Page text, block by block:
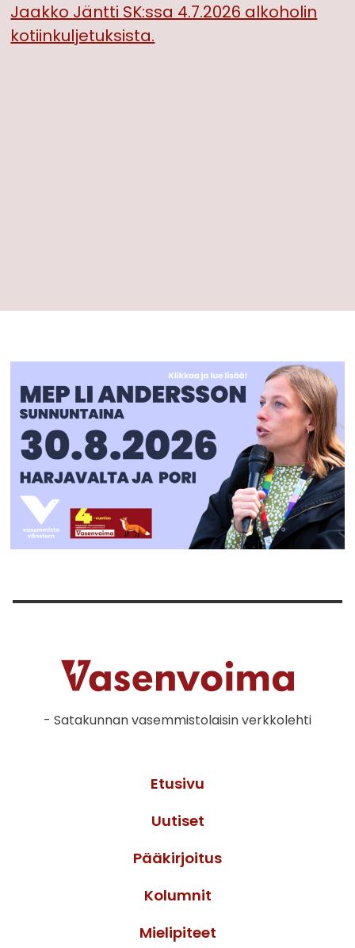
Jaakko Jäntti SK:ssa 4.7.2026 alkoholin
kotiinkuljetuksista.
- Satakunnan vasemmistolaisin verkkolehti
Etusivu
Uutiset
Pääkirjoitus
Kolumnit
Mielipiteet